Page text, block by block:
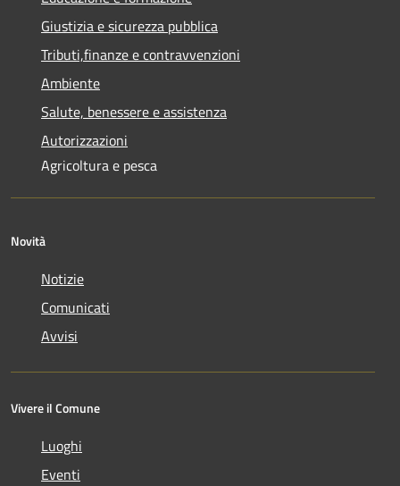
Giustizia e sicurezza pubblica
Tributi,finanze e contravvenzioni
Ambiente
Salute, benessere e assistenza
Autorizzazioni
Agricoltura e pesca
Novità
Notizie
Comunicati
Avvisi
Vivere il Comune
Luoghi
Eventi